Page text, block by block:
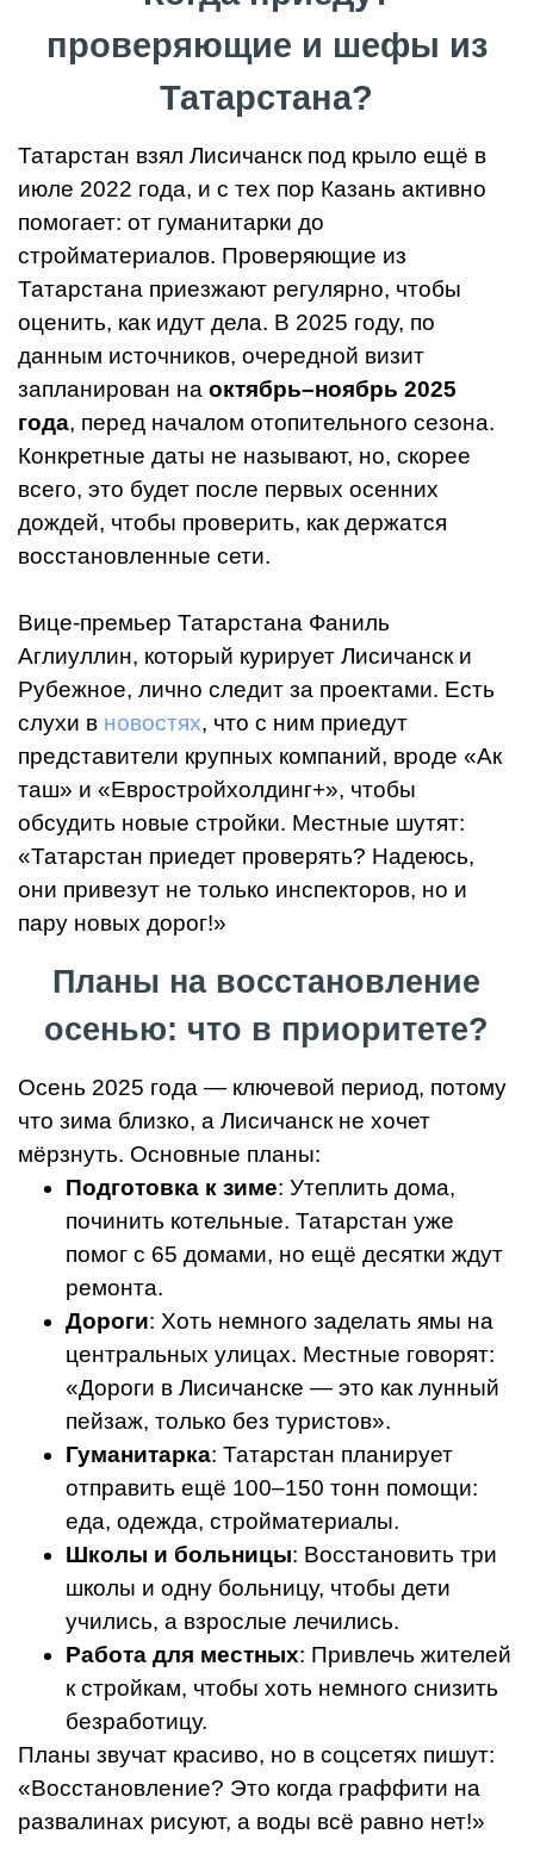
проверяющие и шефы из
Татарстана?
Татарстан взял Лисичанск под крыло ещё в
июле 2022 года, и с тех пор Казань активно
помогает: от гуманитарки до
стройматериалов. Проверяющие из
Татарстана приезжают регулярно, чтобы
оценить, как идут дела. В 2025 году, по
данным источников, очередной визит
запланирован на октябрь–ноябрь 2025
года, перед началом отопительного сезона.
Конкретные даты не называют, но, скорее
всего, это будет после первых осенних
дождей, чтобы проверить, как держатся
восстановленные сети.
Вице-премьер Татарстана Фаниль
Аглиуллин, который курирует Лисичанск и
Рубежное, лично следит за проектами. Есть
слухи в новостях, что с ним приедут
представители крупных компаний, вроде «Ак
таш» и «Евростройхолдинг+», чтобы
обсудить новые стройки. Местные шутят:
«Татарстан приедет проверять? Надеюсь,
они привезут не только инспекторов, но и
пару новых дорог!»
Планы на восстановление
осенью: что в приоритете?
Осень 2025 года — ключевой период, потому
что зима близко, а Лисичанск не хочет
мёрзнуть. Основные планы:
Подготовка к зиме: Утеплить дома,
починить котельные. Татарстан уже
помог с 65 домами, но ещё десятки ждут
ремонта.
Дороги: Хоть немного заделать ямы на
центральных улицах. Местные говорят:
«Дороги в Лисичанске — это как лунный
пейзаж, только без туристов».
Гуманитарка: Татарстан планирует
отправить ещё 100–150 тонн помощи:
еда, одежда, стройматериалы.
Школы и больницы: Восстановить три
школы и одну больницу, чтобы дети
учились, а взрослые лечились.
Работа для местных: Привлечь жителей
к стройкам, чтобы хоть немного снизить
безработицу.
Планы звучат красиво, но в соцсетях пишут:
«Восстановление? Это когда граффити на
развалинах рисуют, а воды всё равно нет!»